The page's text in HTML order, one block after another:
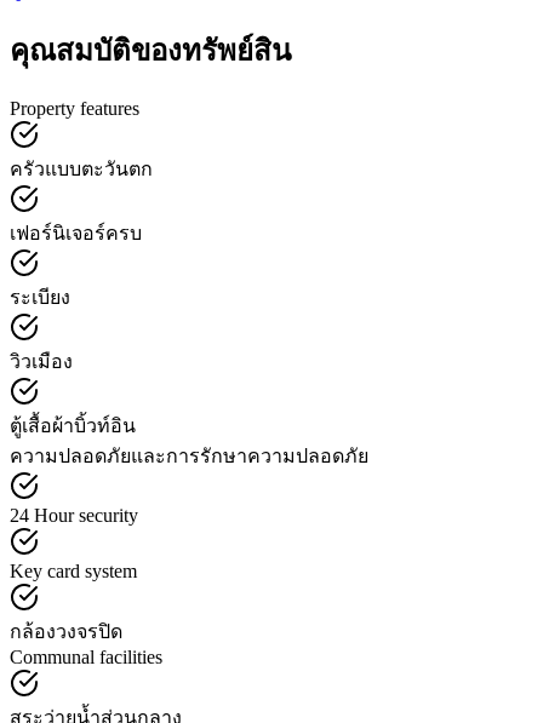
คุณสมบัติของทรัพย์สิน
Property features
ครัวแบบตะวันตก
เฟอร์นิเจอร์ครบ
ระเบียง
วิวเมือง
ตู้เสื้อผ้าบิ้วท์อิน
ความปลอดภัยและการรักษาความปลอดภัย
24 Hour security
Key card system
กล้องวงจรปิด
Communal facilities
สระว่ายน้ำส่วนกลาง